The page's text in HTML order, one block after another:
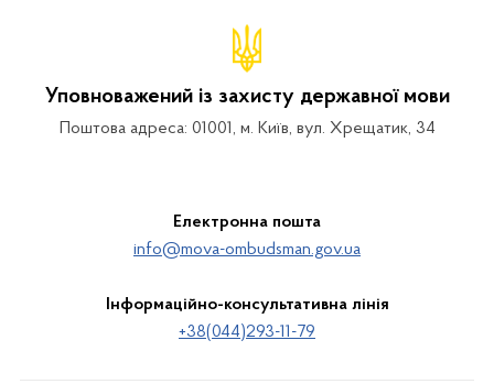
Уповноважений із захисту державної мови
Поштова адреса: 01001, м. Київ, вул. Хрещатик, 34
Електронна пошта
info@mova-ombudsman.gov.ua
Інформаційно-консультативна лінія
+38(044)293-11-79